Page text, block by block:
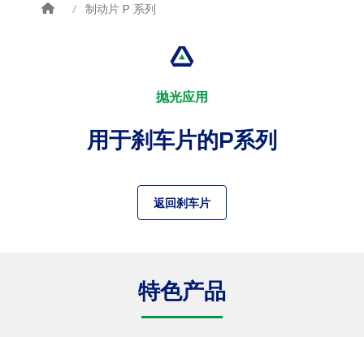
Breadcrumb
制动片 P 系列
抛光应用
用于刹车片的P系列
返回刹车片
特色产品